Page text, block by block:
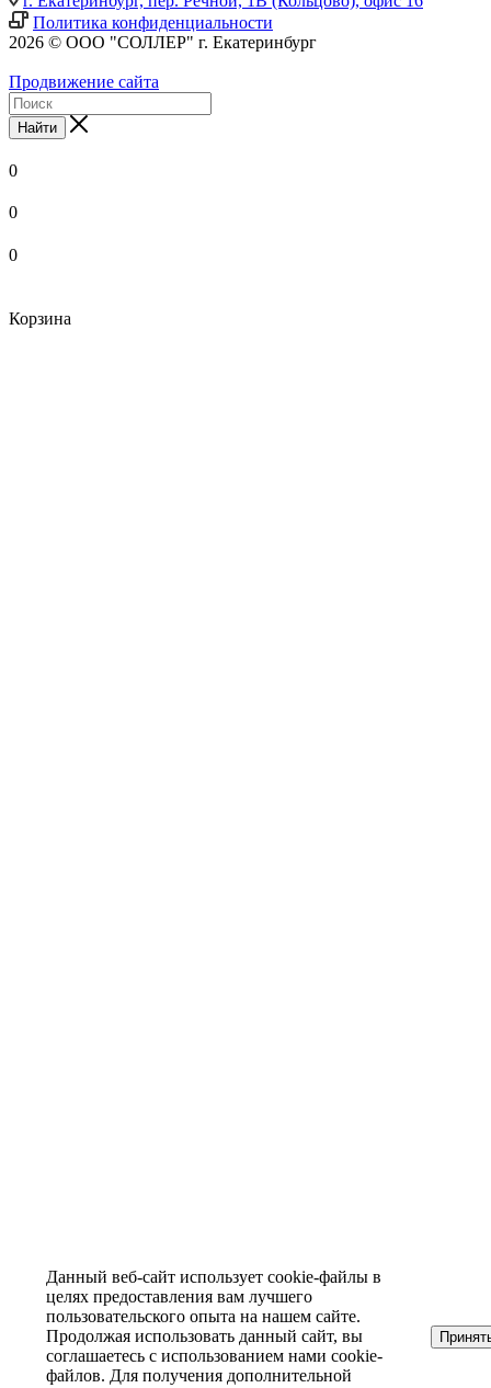
Политика конфиденциальности
2026 © ООО "СОЛЛЕР" г. Екатеринбург
Продвижение сайта
Найти
0
0
0
Корзина
Данный веб-сайт использует cookie-файлы в
целях предоставления вам лучшего
пользовательского опыта на нашем сайте.
Продолжая использовать данный сайт, вы
соглашаетесь с использованием нами cookie-
файлов. Для получения дополнительной